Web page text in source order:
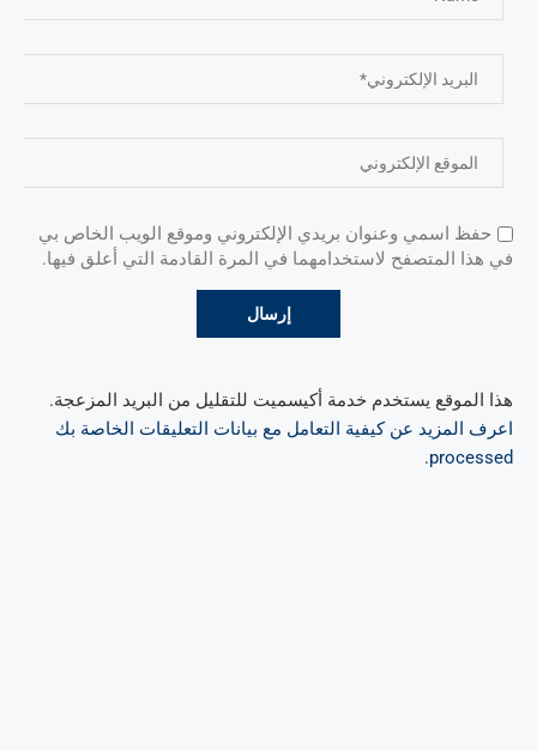
حفظ اسمي وعنوان بريدي الإلكتروني وموقع الويب الخاص بي
في هذا المتصفح لاستخدامهما في المرة القادمة التي أعلق فيها.
هذا الموقع يستخدم خدمة أكيسميت للتقليل من البريد المزعجة.
اعرف المزيد عن كيفية التعامل مع بيانات التعليقات الخاصة بك
processed
.